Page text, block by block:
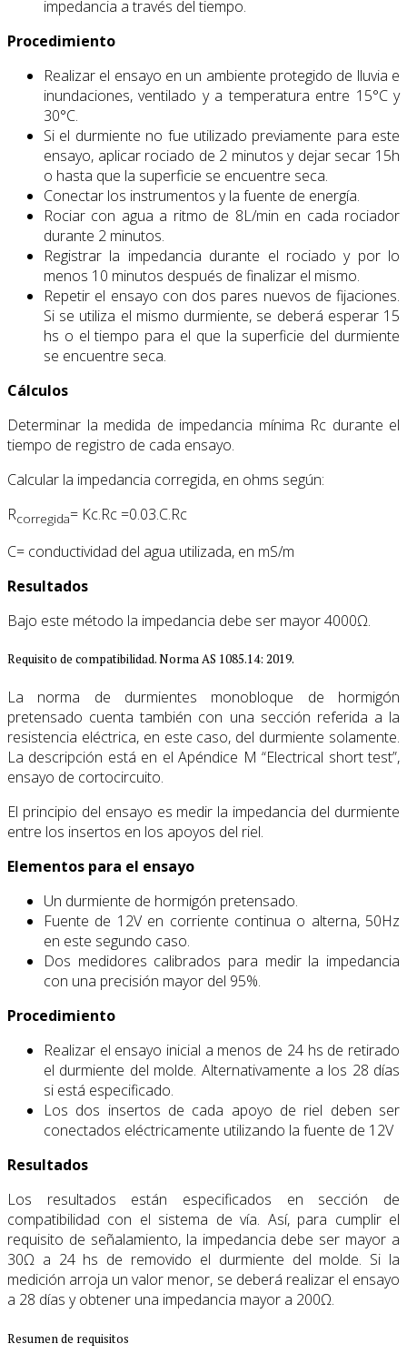
impedancia a través del tiempo.
Procedimiento
Realizar el ensayo en un ambiente protegido de lluvia e
inundaciones, ventilado y a temperatura entre 15°C y
30°C.
Si el durmiente no fue utilizado previamente para este
ensayo, aplicar rociado de 2 minutos y dejar secar 15h
o hasta que la superficie se encuentre seca.
Conectar los instrumentos y la fuente de energía.
Rociar con agua a ritmo de 8L/min en cada rociador
durante 2 minutos.
Registrar la impedancia durante el rociado y por lo
menos 10 minutos después de finalizar el mismo.
Repetir el ensayo con dos pares nuevos de fijaciones.
Si se utiliza el mismo durmiente, se deberá esperar 15
hs o el tiempo para el que la superficie del durmiente
se encuentre seca.
Cálculos
Determinar la medida de impedancia mínima Rc durante el
tiempo de registro de cada ensayo.
Calcular la impedancia corregida, en ohms según:
Rcorregida= Kc.Rc =0.03.C.Rc
C= conductividad del agua utilizada, en mS/m
Resultados
Bajo este método la impedancia debe ser mayor 4000Ω.
Requisito de compatibilidad. Norma AS 1085.14: 2019.
La norma de durmientes monobloque de hormigón
pretensado cuenta también con una sección referida a la
resistencia eléctrica, en este caso, del durmiente solamente.
La descripción está en el Apéndice M “Electrical short test”,
ensayo de cortocircuito.
El principio del ensayo es medir la impedancia del durmiente
entre los insertos en los apoyos del riel.
Elementos para el ensayo
Un durmiente de hormigón pretensado.
Fuente de 12V en corriente continua o alterna, 50Hz
en este segundo caso.
Dos medidores calibrados para medir la impedancia
con una precisión mayor del 95%.
Procedimiento
Realizar el ensayo inicial a menos de 24 hs de retirado
el durmiente del molde. Alternativamente a los 28 días
si está especificado.
Los dos insertos de cada apoyo de riel deben ser
conectados eléctricamente utilizando la fuente de 12V
Resultados
Los resultados están especificados en sección de
compatibilidad con el sistema de vía. Así, para cumplir el
requisito de señalamiento, la impedancia debe ser mayor a
30Ω a 24 hs de removido el durmiente del molde. Si la
medición arroja un valor menor, se deberá realizar el ensayo
a 28 días y obtener una impedancia mayor a 200Ω.
Resumen de requisitos